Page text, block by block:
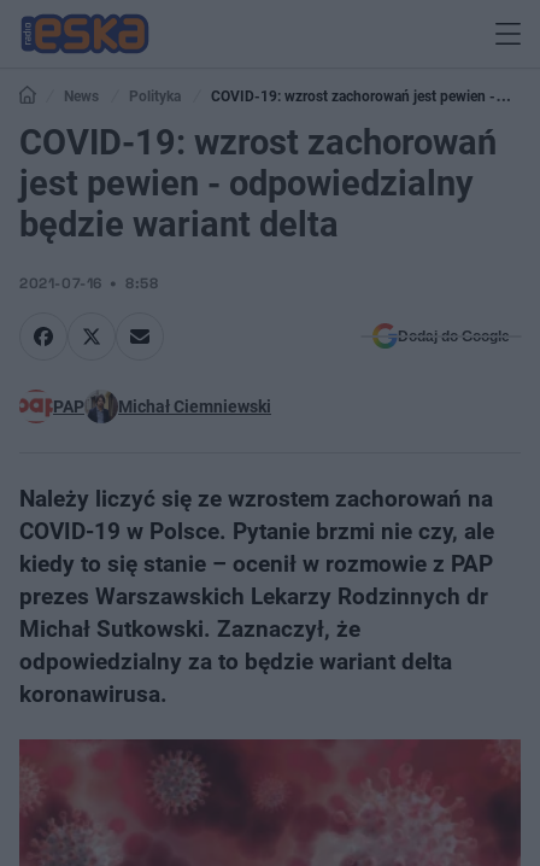
News Polityka
COVID-19: wzrost zachorowań jest pewien -
odpowiedzialny będzie wariant delta
COVID-19: wzrost zachorowań
jest pewien - odpowiedzialny
będzie wariant delta
2021-07-16 8:58
Dodaj do Google
PAP Michał Ciemniewski
Należy liczyć się ze wzrostem zachorowań na
COVID-19 w Polsce. Pytanie brzmi nie czy, ale
kiedy to się stanie – ocenił w rozmowie z PAP
prezes Warszawskich Lekarzy Rodzinnych dr
Michał Sutkowski. Zaznaczył, że
odpowiedzialny za to będzie wariant delta
koronawirusa.